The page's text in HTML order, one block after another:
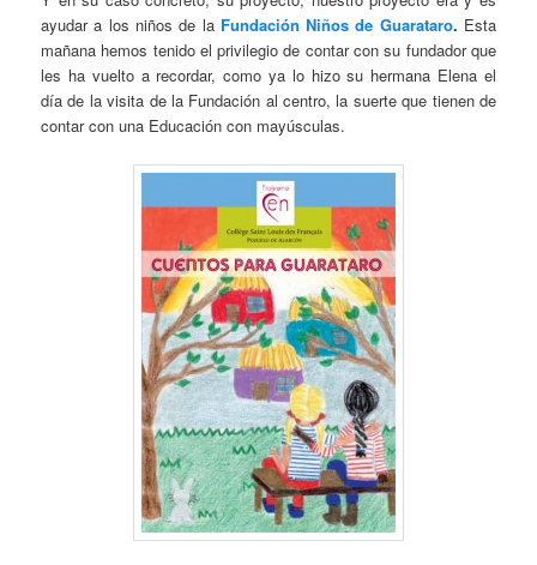
ayudar a los niños de la Fundación Niños de Guarataro. Esta
mañana hemos tenido el privilegio de contar con su fundador que
les ha vuelto a recordar, como ya lo hizo su hermana Elena el
día de la visita de la Fundación al centro, la suerte que tienen de
contar con una Educación con mayúsculas.